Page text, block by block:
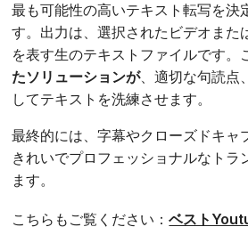
最も可能性の高いテキスト転写を決
す。出力は、選択されたビデオまた
を表す生のテキストファイルです。
たソリューションが、適切な句読点
してテキストを洗練させます。
最終的には、字幕やクローズドキャ
きれいでプロフェッショナルなトラ
ます。
こちらもご覧ください：ベスト